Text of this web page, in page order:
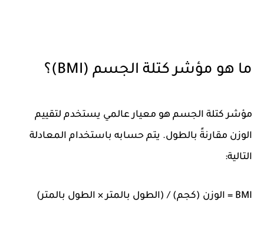
ما هو مؤشر كتلة الجسم (BMI)؟
مؤشر كتلة الجسم هو معيار عالمي يستخدم لتقييم
الوزن مقارنةً بالطول. يتم حسابه باستخدام المعادلة
التالية: